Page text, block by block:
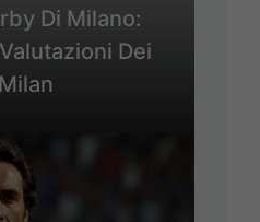
Di Milano:
Dei